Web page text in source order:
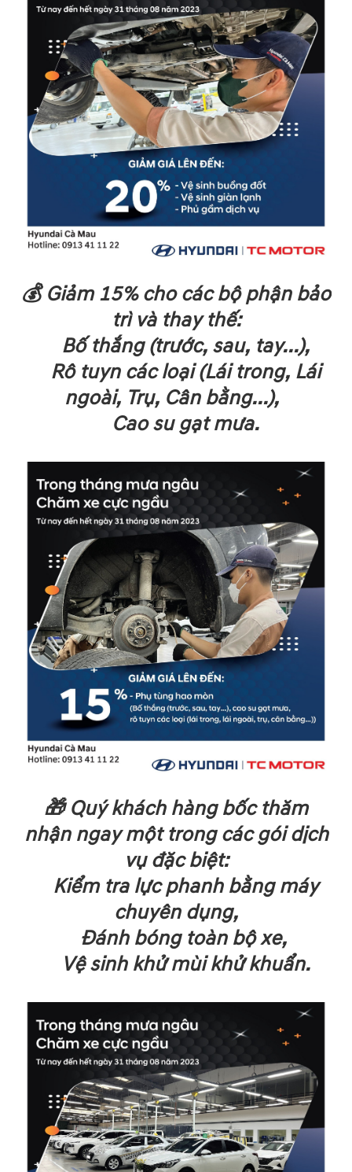
💰 Giảm 15% cho các bộ phận bảo
trì và thay thế:
Bố thắng (trước, sau, tay...),
Rô tuyn các loại (Lái trong, Lái
ngoài, Trụ, Cân bằng...),
Cao su gạt mưa.
🎁 Quý khách hàng bốc thăm
nhận ngay một trong các gói dịch
vụ đặc biệt:
Kiểm tra lực phanh bằng máy
chuyên dụng,
Đánh bóng toàn bộ xe,
Vệ sinh khử mùi khử khuẩn.